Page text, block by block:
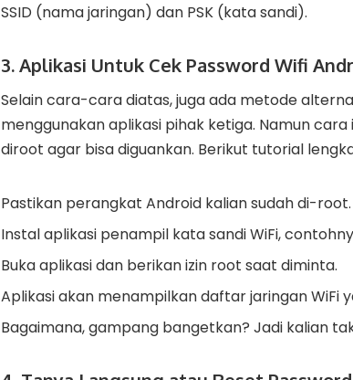
SSID (nama jaringan) dan PSK (kata sandi).
3. Aplikasi Untuk Cek Password Wifi
Selain cara-cara diatas, juga ada metode
menggunakan aplikasi pihak ketiga. Namun
diroot agar bisa diguankan. Berikut tutorial
Pastikan perangkat Android kalian sudah di-root.
Instal aplikasi penampil kata sandi WiFi,
Buka aplikasi dan berikan izin root saat diminta.
Aplikasi akan menampilkan daftar jaringan WiFi
Bagaimana, gampang bangetkan? Jadi kalian